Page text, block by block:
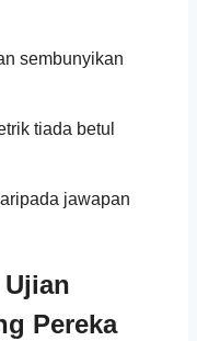
sembunyikan
tiada betul
jawapan
Pereka